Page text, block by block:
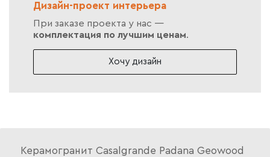
Дизайн-проект интерьера
При заказе проекта у нас —
комплектация по лучшим ценам.
Хочу дизайн
Керамогранит Casalgrande Padana Geowood